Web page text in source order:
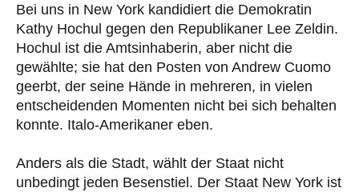
Bei uns in New York kandidiert die Demokratin
Kathy Hochul gegen den Republikaner Lee Zeldin.
Hochul ist die Amtsinhaberin, aber nicht die
gewählte; sie hat den Posten von Andrew Cuomo
geerbt, der seine Hände in mehreren, in vielen
entscheidenden Momenten nicht bei sich behalten
konnte. Italo-Amerikaner eben.
Anders als die Stadt, wählt der Staat nicht
unbedingt jeden Besenstiel. Der Staat New York ist